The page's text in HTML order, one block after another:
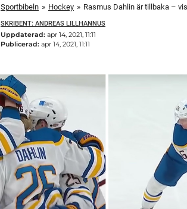
Sportbibeln » Hockey » Rasmus Dahlin är tillbaka –
SKRIBENT: ANDREAS LILLHANNUS
Uppdaterad: apr 14, 2021, 11:11
Publicerad: apr 14, 2021, 11:11